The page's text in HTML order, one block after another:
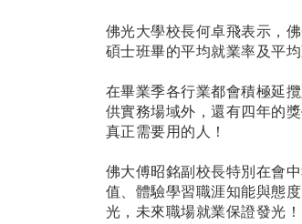
佛光大學校長何卓飛表示，
碩士班畢的平均就業率及平
在畢業季各行業都會積極延
供實務場域外，還有四年的
真正需要用的人！
佛大傅昭銘副校長特別在會
值、體驗學習職涯知能與態
光，未來職場就業保證發光！